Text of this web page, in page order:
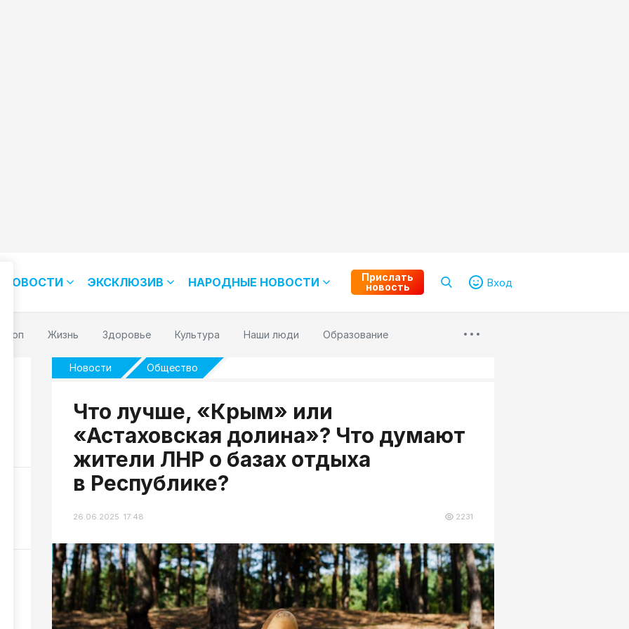
НОВОСТИ ЭКСКЛЮЗИВ НАРОДНЫЕ НОВОСТИ
Прислать
новость
Вход
Жизнь Здоровье Культура Наши люди Образование
Новости Общество
Что лучше, «Крым» или
«Астаховская долина»? Что думают
жители ЛНР о базах отдыха
в Республике?
26.06.2025 17:48 2231